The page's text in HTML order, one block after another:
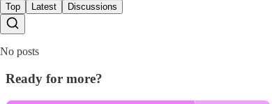
Top Latest Discussions
No posts
Ready for more?